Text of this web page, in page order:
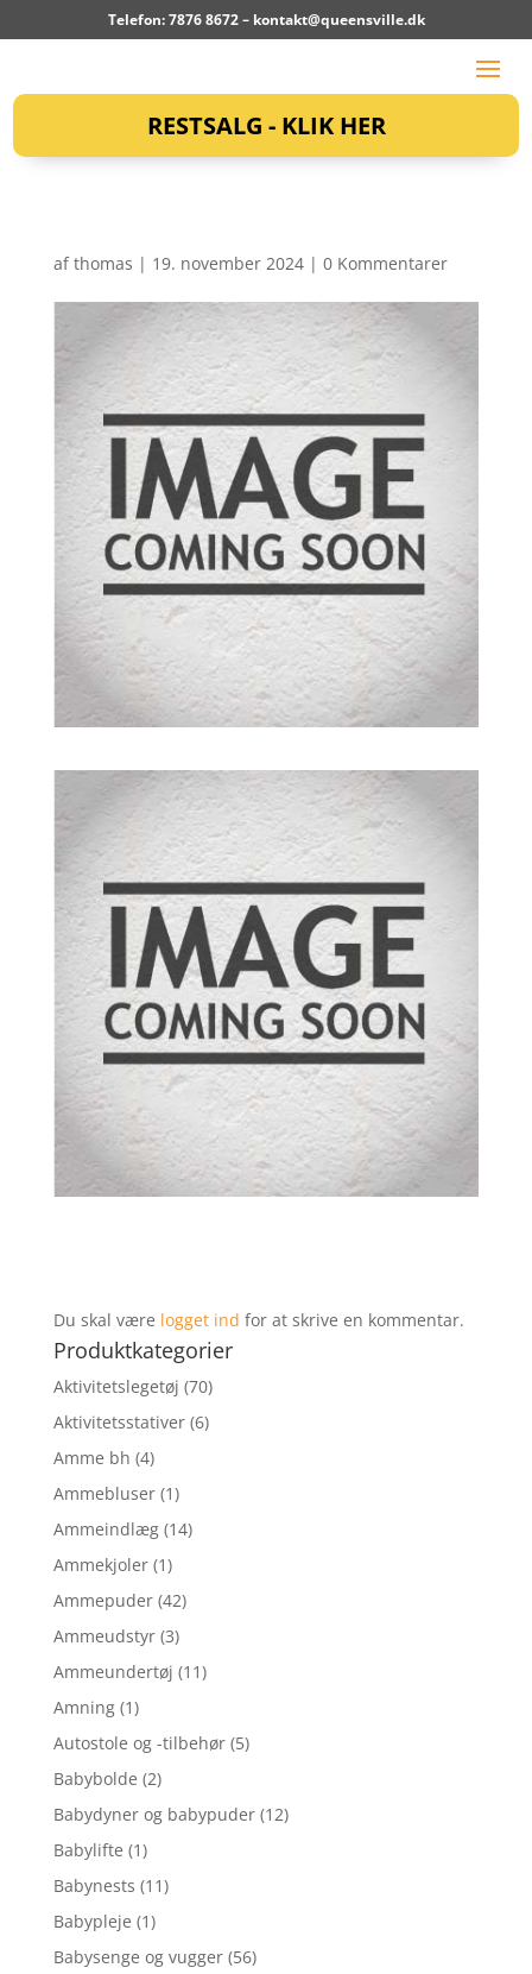
Telefon: 7876 8672 – kontakt@queensville.dk
RESTSALG - KLIK HER
afthomas | 19. november 2024| 0 Kommentarer
Du skal være logget ind for at skrive en kommentar.
Produktkategorier
Aktivitetslegetøj (70)
Aktivitetsstativer (6)
Amme bh (4)
Ammebluser (1)
Ammeindlæg (14)
Ammekjoler (1)
Ammepuder (42)
Ammeudstyr (3)
Ammeundertøj (11)
Amning (1)
Autostole og -tilbehør (5)
Babybolde (2)
Babydyner og babypuder (12)
Babylifte (1)
Babynests (11)
Babypleje (1)
Babysenge og vugger (56)